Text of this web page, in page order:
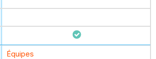
Équipes